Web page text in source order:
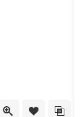
Quick ViewToevoegen